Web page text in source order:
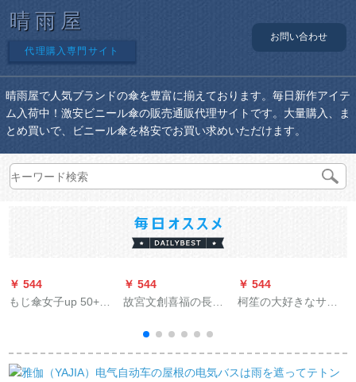
晴雨屋
代理購入専門サイト
お問い合わせ
晴雨屋で人気ブランドの傘を豊富に揃えております。毎日新作アイテ
ム入荷中！激安ビニール傘の販売通販代理サイトです。大量購入、ま
とめ買いで、ビニール傘を格安でお買い求めいただけます。
￥ 544
もじ傘女子up 50+超
晴雨兼用傘コーパン
ベルト超軽量日傘ベ
￥ 544
故宮文創喜福の長雨
￥ 544
柯笙の大好きなサズ
店を広げます。